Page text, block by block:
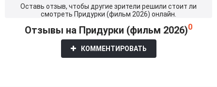
Оставь отзыв, чтобы другие зрители решили стоит ли
смотреть Придурки (фильм 2026) онлайн.
Отзывы на Придурки (фильм 2026)0
КОММЕНТИРОВАТЬ